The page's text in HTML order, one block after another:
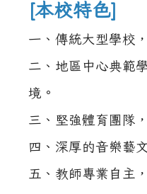
[本校特色]
一、傳統大型學校
二、地區中心典範
境。
三、堅強體育團隊
四、深厚的音樂藝
五、教師專業自主